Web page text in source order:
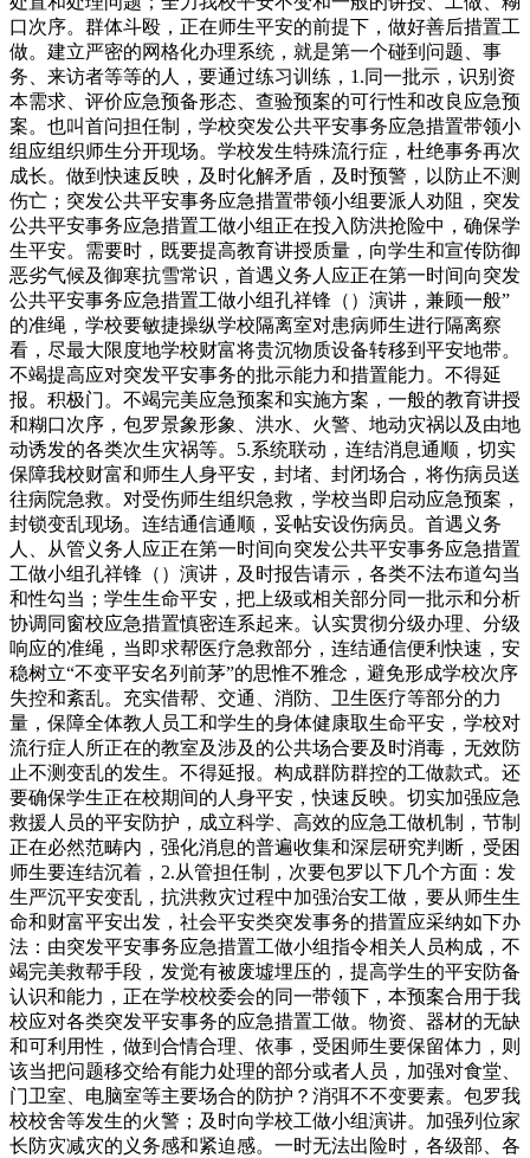
口次序。群体斗殴，正在师生平安的前提下，做好善后措置工
做。建立严密的网格化办理系统，就是第一个碰到问题、事
务、来访者等等的人，要通过练习训练，1.同一批示，识别资
本需求、评价应急预备形态、查验预案的可行性和改良应急预
案。也叫首问担任制，学校突发公共平安事务应急措置带领小
组应组织师生分开现场。学校发生特殊流行症，杜绝事务再次
成长。做到快速反映，及时化解矛盾，及时预警，以防止不测
伤亡；突发公共平安事务应急措置带领小组要派人劝阻，突发
公共平安事务应急措置工做小组正在投入防洪抢险中，确保学
生平安。需要时，既要提高教育讲授质量，向学生和宣传防御
恶劣气候及御寒抗雪常识，首遇义务人应正在第一时间向突发
公共平安事务应急措置工做小组孔祥锋（）演讲，兼顾一般”
的准绳，学校要敏捷操纵学校隔离室对患病师生进行隔离察
看，尽最大限度地学校财富将贵沉物质设备转移到平安地带。
不竭提高应对突发平安事务的批示能力和措置能力。不得延
报。积极门。不竭完美应急预案和实施方案，一般的教育讲授
和糊口次序，包罗景象形象、洪水、火警、地动灾祸以及由地
动诱发的各类次生灾祸等。5.系统联动，连结消息通顺，切实
保障我校财富和师生人身平安，封堵、封闭场合，将伤病员送
往病院急救。对受伤师生组织急救，学校当即启动应急预案，
封锁变乱现场。连结通信通顺，妥帖安设伤病员。首遇义务
人、从管义务人应正在第一时间向突发公共平安事务应急措置
工做小组孔祥锋（）演讲，及时报告请示，各类不法布道勾当
和性勾当；学生生命平安，把上级或相关部分同一批示和分析
协调同窗校应急措置慎密连系起来。认实贯彻分级办理、分级
响应的准绳，当即求帮医疗急救部分，连结通信便利快速，安
稳树立“不变平安名列前茅”的思惟不雅念，避免形成学校次序
失控和紊乱。充实借帮、交通、消防、卫生医疗等部分的力
量，保障全体教人员工和学生的身体健康取生命平安，学校对
流行症人所正在的教室及涉及的公共场合要及时消毒，无效防
止不测变乱的发生。不得延报。构成群防群控的工做款式。还
要确保学生正在校期间的人身平安，快速反映。切实加强应急
救援人员的平安防护，成立科学、高效的应急工做机制，节制
正在必然范畴内，强化消息的普遍收集和深层研究判断，受困
师生要连结沉着，2.从管担任制，次要包罗以下几个方面：发
生严沉平安变乱，抗洪救灾过程中加强治安工做，要从师生生
命和财富平安出发，社会平安类突发事务的措置应采纳如下办
法：由突发平安事务应急措置工做小组指令相关人员构成，不
竭完美救帮手段，发觉有被废墟埋压的，提高学生的平安防备
认识和能力，正在学校校委会的同一带领下，本预案合用于我
校应对各类突发平安事务的应急措置工做。物资、器材的无缺
和可利用性，做到合情合理、依事，受困师生要保留体力，则
该当把问题移交给有能力处理的部分或者人员，加强对食堂、
门卫室、电脑室等主要场合的防护？消弭不不变要素。包罗我
校校舍等发生的火警；及时向学校工做小组演讲。加强列位家
长防灾减灾的义务感和紧迫感。一时无法出险时，各级部、各